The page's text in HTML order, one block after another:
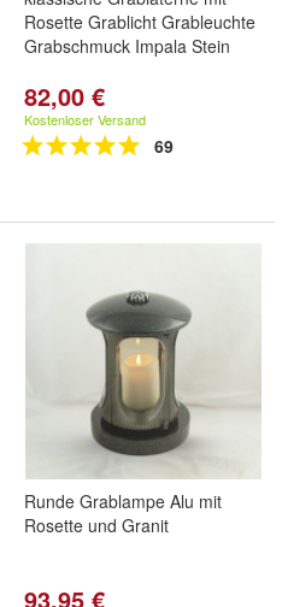
Rosette Grablicht Grableuchte
Grabschmuck Impala Stein
82,00 €
Kostenloser Versand
69
Runde Grablampe Alu mit
Rosette und Granit
93,95 €